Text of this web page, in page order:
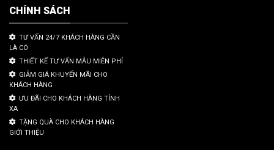
CHÍNH SÁCH
TƯ VẤN 24/7 KHÁCH HÀNG CẦN
LÀ CÓ
THIẾT KẾ TƯ VẤN MẪU MIỄN PHÍ
GIẢM GIÁ KHUYẾN MÃI CHO
KHÁCH HÀNG
ƯU ĐÃI CHO KHÁCH HÀNG TỈNH
XA
TẶNG QUÀ CHO KHÁCH HÀNG
GIỚI THIỆU